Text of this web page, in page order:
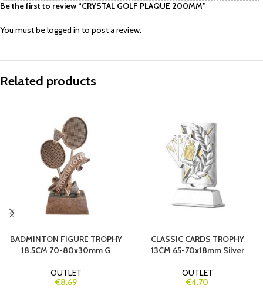
Be the first to review “CRYSTAL GOLF PLAQUE 200MM”
You must belogged in to post a review.
Related products
BADMINTON FIGURE TROPHY
18.5CM 70-80x30mm G
OUTLET
€8.69
CLASSIC CARDS TROPHY
13CM 65-70x18mm Silver
OUTLET
€4.70